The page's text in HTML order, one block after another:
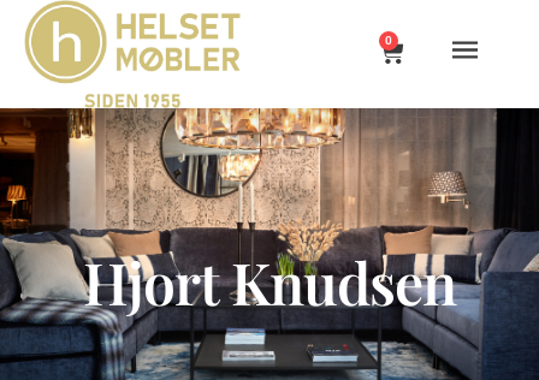
0
Hjort Knudsen